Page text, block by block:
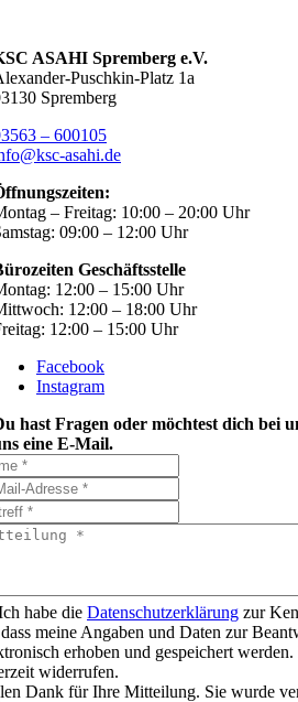
ASAHI Spremberg e.V.
Puschkin-Platz 1a
Spremberg
– 600105
asahi.de
– Freitag: 10:00 – 20:00 Uhr
09:00 – 12:00 Uhr
Geschäftsstelle
12:00 – 15:00 Uhr
12:00 – 18:00 Uhr
12:00 – 15:00 Uhr
Facebook
Instagram
hast Fragen oder möchtest dich bei
eine E-Mail.
habe die Datenschutzerklärung zur
meine Angaben und Daten zur
erhoben und gespeichert
widerrufen.
Dank für Ihre Mitteilung. Sie wurde